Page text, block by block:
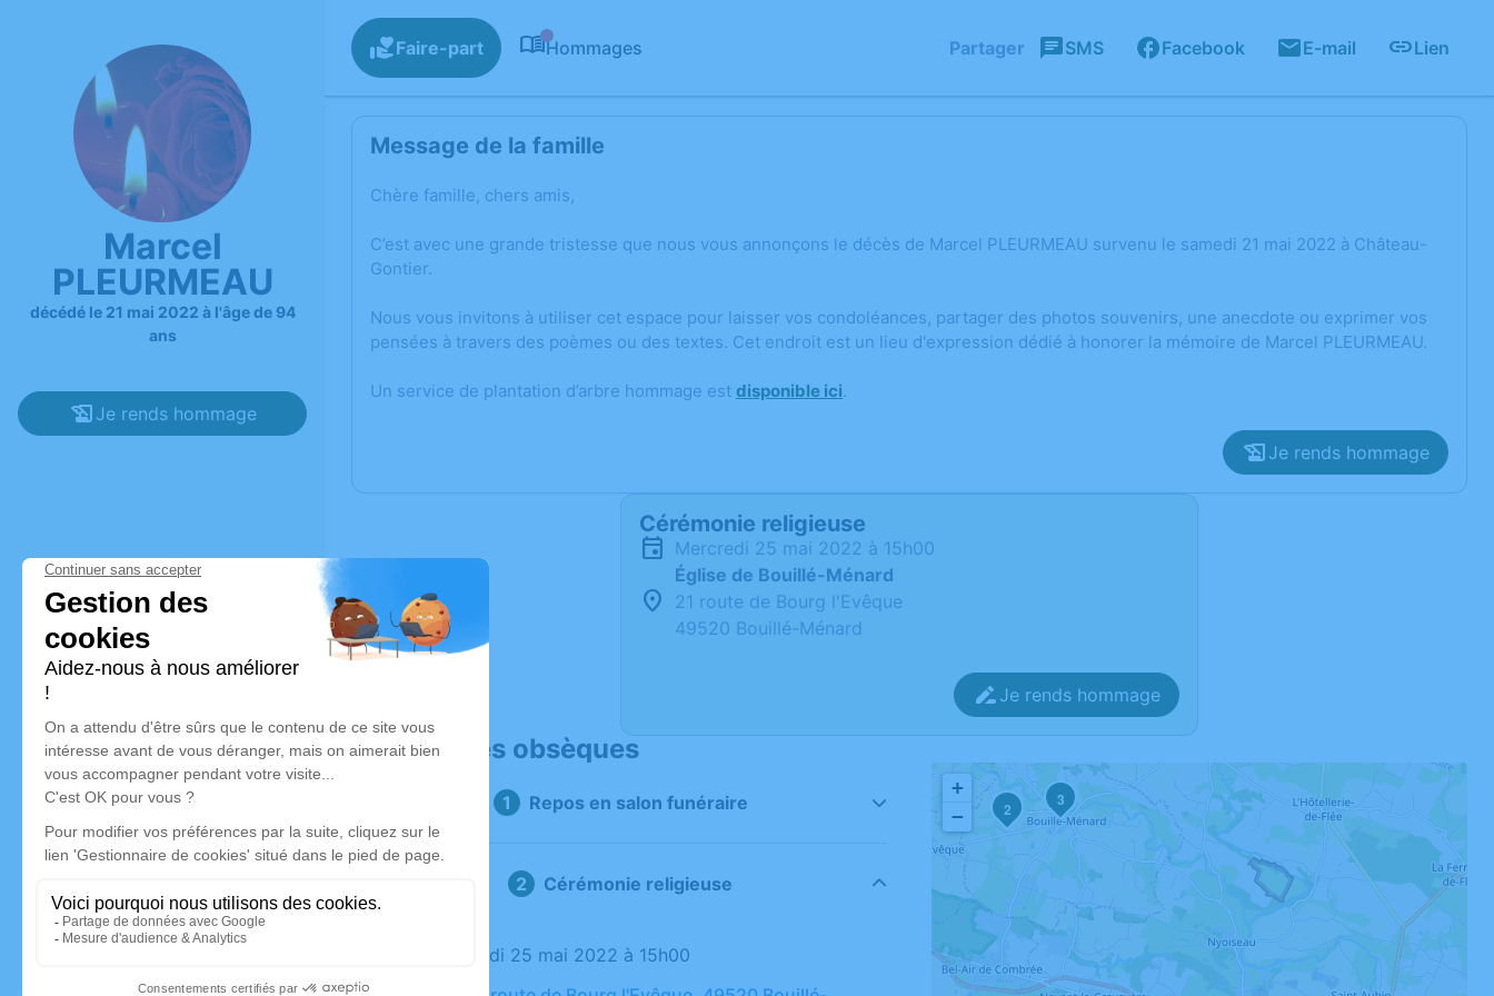
Marcel
PLEURMEAU
décédé le 21 mai 2022 à l'âge de 94
ans
Je rends hommage
Faire-part Hommages Partager SMS Facebook E-mail Lien
Message de la famille
Chère famille, chers amis,
C’est avec une grande tristesse que nous vous annonçons le décès de Marcel PLEURMEAU survenu le samedi 21 mai 2022 à Château-
Gontier.
Nous vous invitons à utiliser cet espace pour laisser vos condoléances, partager des photos souvenirs, une anecdote ou exprimer vos
pensées à travers des poèmes ou des textes. Cet endroit est un lieu d'expression dédié à honorer la mémoire de Marcel PLEURMEAU.
Un service de plantation d’arbre hommage est disponible ici.
Je rends hommage
Cérémonie religieuse
mercredi 25 mai 2022 à 15h00
Église de Bouillé-Ménard
21 route de Bourg l'Evêque
49520 Bouillé-Ménard
Je rends hommage
Déroulé des obsèques
Repos en salon funéraire
Cérémonie religieuse
Le mercredi 25 mai 2022 à 15h00
2 3
+
−